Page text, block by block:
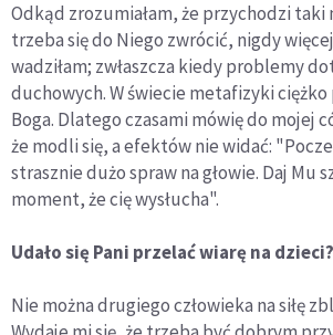
Odkąd zrozumiałam, że przychodzi
trzeba się do Niego zwrócić, nigdy
wadziłam; zwłaszcza kiedy problemy
duchowych. W świecie metafizyki ciężko
Boga. Dlatego czasami mówię do mojej
że modli się, a efektów nie widać:
strasznie dużo spraw na głowie. Daj Mu
moment, że cię wysłucha".
Udało się Pani przelać wiarę na dzieci?
Nie można drugiego człowieka na siłę